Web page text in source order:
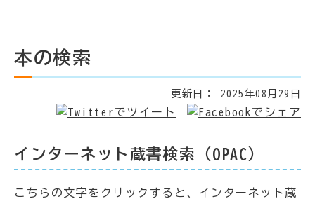
本の検索
更新日： 2025年08月29日
インターネット蔵書検索（OPAC）
こちらの文字をクリックすると、インターネット蔵